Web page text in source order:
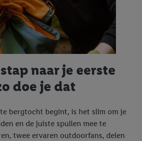
naar je eerste
doe je dat
bergtocht begint, is het slim om je
en de juiste spullen mee te
twee ervaren outdoorfans, delen